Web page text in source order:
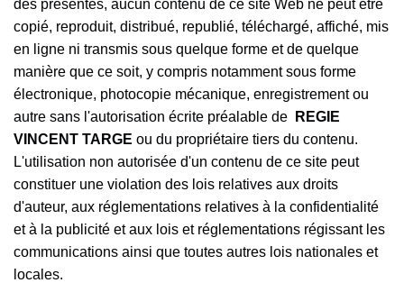
à
des présentes, aucun contenu de ce site Web ne peut être
copié, reproduit, distribué, republié, téléchargé, affiché, mis
en ligne ni transmis sous quelque forme et de quelque
manière que ce soit, y compris notamment sous forme
électronique, photocopie mécanique, enregistrement ou
autre sans l'autorisation écrite préalable de
REGIE
VINCENT TARGE ou du propriétaire tiers du contenu.
L'utilisation non autorisée d'un contenu de ce site peut
constituer une violation des lois relatives aux droits
d'auteur, aux réglementations relatives à la confidentialité
et à la publicité et aux lois et réglementations régissant les
communications ainsi que toutes autres lois nationales et
locales.